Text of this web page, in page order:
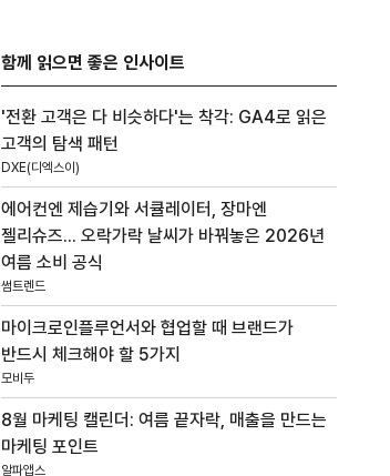
함께 읽으면 좋은 인사이트
'전환 고객은 다 비슷하다'는 착각: GA4로 읽은
고객의 탐색 패턴
DXE(디엑스이)
에어컨엔 제습기와 서큘레이터, 장마엔
젤리슈즈... 오락가락 날씨가 바꿔놓은 2026년
여름 소비 공식
썸트렌드
마이크로인플루언서와 협업할 때 브랜드가
반드시 체크해야 할 5가지
모비두
8월 마케팅 캘린더: 여름 끝자락, 매출을 만드는
마케팅 포인트
알파앱스